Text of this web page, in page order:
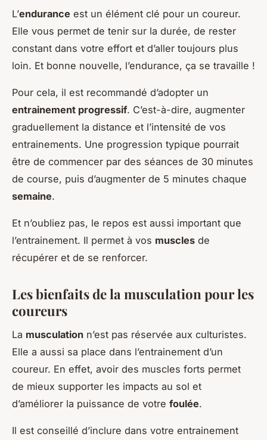
L’endurance est un élément clé pour un coureur.
Elle vous permet de tenir sur la durée, de rester
constant dans votre effort et d’aller toujours plus
loin. Et bonne nouvelle, l’endurance, ça se travaille !
Pour cela, il est recommandé d’adopter un
entrainement progressif. C’est-à-dire, augmenter
graduellement la distance et l’intensité de vos
entrainements. Une progression typique pourrait
être de commencer par des séances de 30 minutes
de course, puis d’augmenter de 5 minutes chaque
semaine.
Et n’oubliez pas, le repos est aussi important que
l’entrainement. Il permet à vos muscles de
récupérer et de se renforcer.
Les bienfaits de la musculation pour les
coureurs
La musculation n’est pas réservée aux culturistes.
Elle a aussi sa place dans l’entrainement d’un
coureur. En effet, avoir des muscles forts permet
de mieux supporter les impacts au sol et
d’améliorer la puissance de votre foulée.
Il est conseillé d’inclure dans votre entrainement